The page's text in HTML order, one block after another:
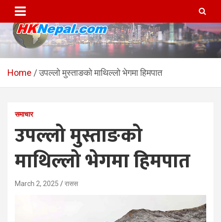
content
HKNepal.com – हङकङबाट
सञ्चालित पहिलो नेपाली अनलाईन
hknepal, hknepal.com, hk nepal, hk nepal com
Home उपल्लो मुस्ताङको माथिल्लो भेगमा हिमपात
समाचार
उपल्लो मुस्ताङको
माथिल्लो भेगमा हिमपात
March 2, 2025 रासस